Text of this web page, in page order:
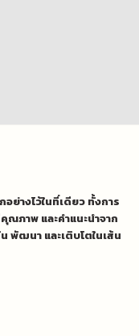
างไว้ในที่เดียว ทั้งการ
ภาพ และคำแนะนำจาก
ฒนา และเติบโตในเส้น